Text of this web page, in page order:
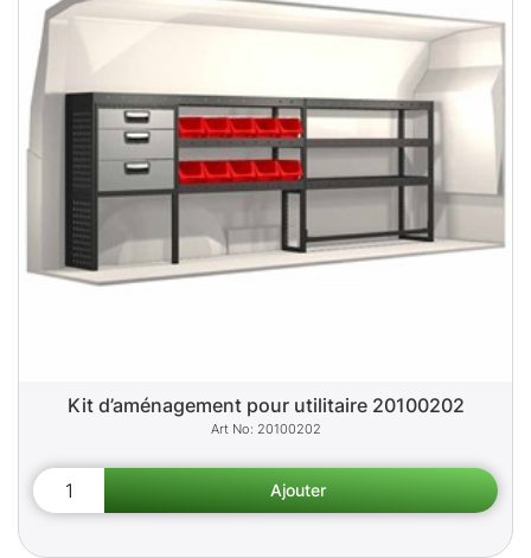
Kit d’aménagement pour utilitaire 20100202
20100202